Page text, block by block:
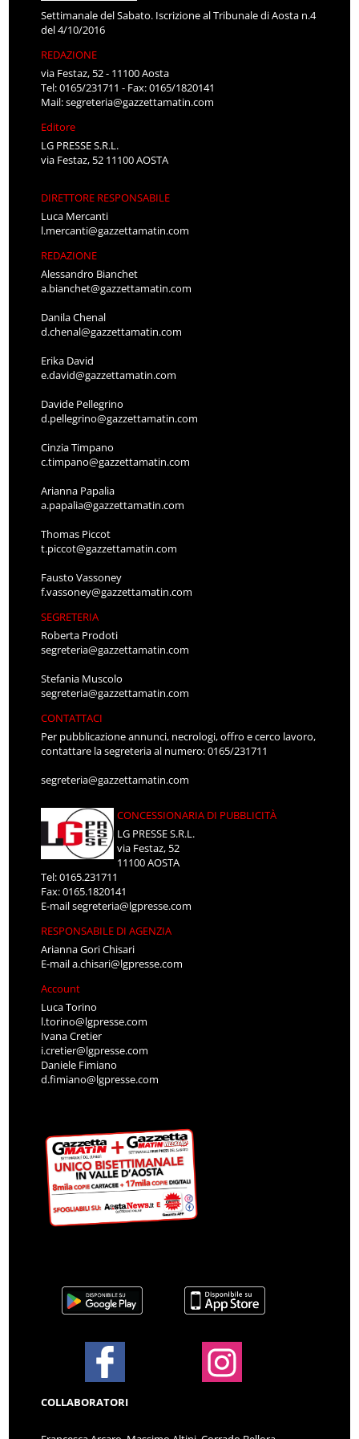
Settimanale del Sabato. Iscrizione al Tribunale di Aosta n.4
del 4/10/2016
REDAZIONE
via Festaz, 52 - 11100 Aosta
Tel: 0165/231711 - Fax: 0165/1820141
Mail:segreteria@gazzettamatin.com
Editore
LG PRESSE S.R.L.
via Festaz, 52 11100 AOSTA
DIRETTORE RESPONSABILE
Luca Mercanti
l.mercanti@gazzettamatin.com
REDAZIONE
Alessandro Bianchet
a.bianchet@gazzettamatin.com
Danila Chenal
d.chenal@gazzettamatin.com
Erika David
e.david@gazzettamatin.com
Davide Pellegrino
d.pellegrino@gazzettamatin.com
Cinzia Timpano
c.timpano@gazzettamatin.com
Arianna Papalia
a.papalia@gazzettamatin.com
Thomas Piccot
t.piccot@gazzettamatin.com
Fausto Vassoney
f.vassoney@gazzettamatin.com
SEGRETERIA
Roberta Prodoti
segreteria@gazzettamatin.com
Stefania Muscolo
segreteria@gazzettamatin.com
CONTATTACI
Per pubblicazione annunci, necrologi, offro e cerco lavoro,
contattare la segreteria al numero: 0165/231711
segreteria@gazzettamatin.com
CONCESSIONARIA DI PUBBLICITÀ
LG PRESSE S.R.L.
via Festaz, 52
11100 AOSTA
Tel: 0165.231711
Fax: 0165.1820141
E-mailsegreteria@lgpresse.com
RESPONSABILE DI AGENZIA
Arianna Gori Chisari
E-maila.chisari@lgpresse.com
Account
Luca Torino
l.torino@lgpresse.com
Ivana Cretier
i.cretier@lgpresse.com
Daniele Fimiano
d.fimiano@lgpresse.com
COLLABORATORI